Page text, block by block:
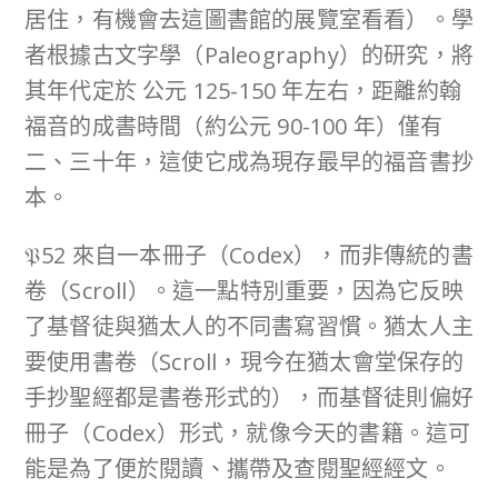
居住，有機會去這圖書館的展覽室看看）。學
者根據古文字學（Paleography）的研究，將
其年代定於 公元 125-150 年左右，距離約翰
福音的成書時間（約公元 90-100 年）僅有
二、三十年，這使它成為現存最早的福音書抄
本。
𝔓52 來自一本冊子（Codex），而非傳統的書
卷（Scroll）。這一點特別重要，因為它反映
了基督徒與猶太人的不同書寫習慣。猶太人主
要使用書卷（Scroll，現今在猶太會堂保存的
手抄聖經都是書卷形式的），而基督徒則偏好
冊子（Codex）形式，就像今天的書籍。這可
能是為了便於閱讀、攜帶及查閱聖經經文。